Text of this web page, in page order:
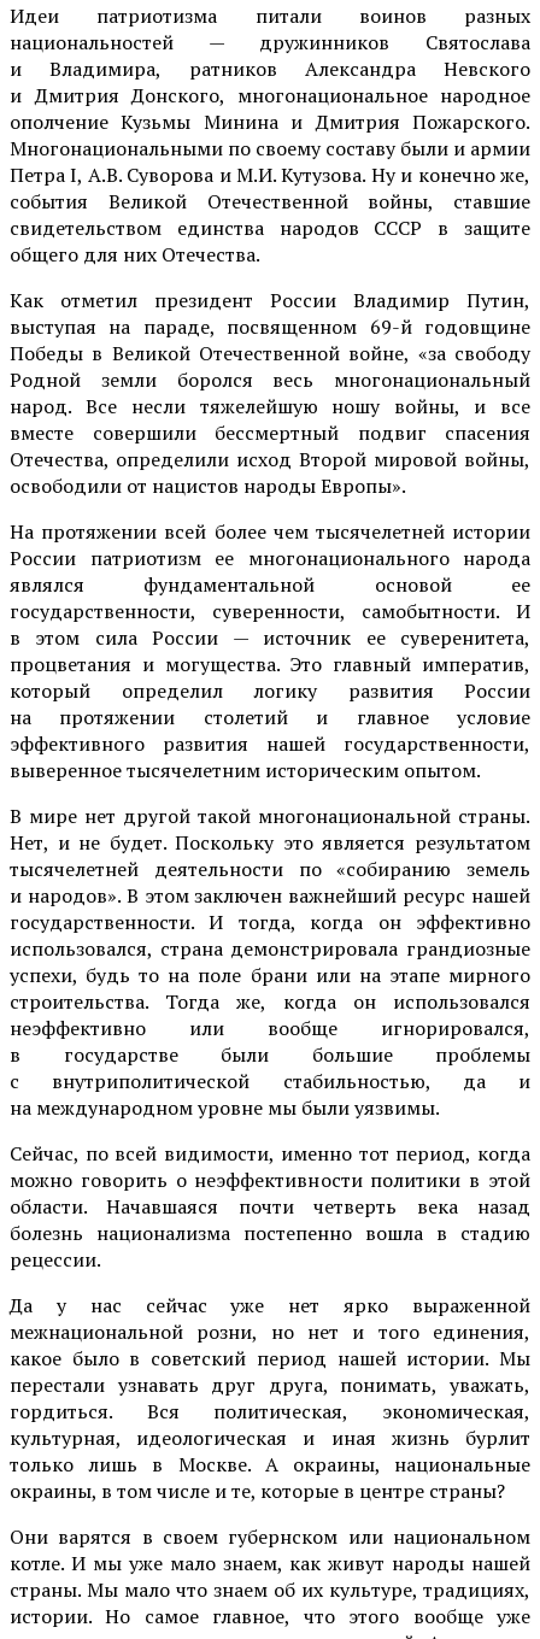
Идеи патриотизма питали воинов разных
национальностей — дружинников Святослава
и Владимира, ратников Александра Невского
и Дмитрия Донского, многонациональное народное
ополчение Кузьмы Минина и Дмитрия Пожарского.
Многонациональными по своему составу были и армии
Петра I, А.В. Суворова и М.И. Кутузова. Ну и конечно же,
события Великой Отечественной войны, ставшие
свидетельством единства народов СССР в защите
общего для них Отечества.
Как отметил президент России Владимир Путин,
выступая на параде, посвященном 69-й годовщине
Победы в Великой Отечественной войне, «за свободу
Родной земли боролся весь многонациональный
народ. Все несли тяжелейшую ношу войны, и все
вместе совершили бессмертный подвиг спасения
Отечества, определили исход Второй мировой войны,
освободили от нацистов народы Европы».
На протяжении всей более чем тысячелетней истории
России патриотизм ее многонационального народа
являлся фундаментальной основой ее
государственности, суверенности, самобытности. И
в этом сила России — источник ее суверенитета,
процветания и могущества. Это главный императив,
который определил логику развития России
на протяжении столетий и главное условие
эффективного развития нашей государственности,
выверенное тысячелетним историческим опытом.
В мире нет другой такой многонациональной страны.
Нет, и не будет. Поскольку это является результатом
тысячелетней деятельности по «собиранию земель
и народов». В этом заключен важнейший ресурс нашей
государственности. И тогда, когда он эффективно
использовался, страна демонстрировала грандиозные
успехи, будь то на поле брани или на этапе мирного
строительства. Тогда же, когда он использовался
неэффективно или вообще игнорировался,
в государстве были большие проблемы
с внутриполитической стабильностью, да и
на международном уровне мы были уязвимы.
Сейчас, по всей видимости, именно тот период, когда
можно говорить о неэффективности политики в этой
области. Начавшаяся почти четверть века назад
болезнь национализма постепенно вошла в стадию
рецессии.
Да у нас сейчас уже нет ярко выраженной
межнациональной розни, но нет и того единения,
какое было в советский период нашей истории. Мы
перестали узнавать друг друга, понимать, уважать,
гордиться. Вся политическая, экономическая,
культурная, идеологическая и иная жизнь бурлит
только лишь в Москве. А окраины, национальные
окраины, в том числе и те, которые в центре страны?
Они варятся в своем губернском или национальном
котле. И мы уже мало знаем, как живут народы нашей
страны. Мы мало что знаем об их культуре, традициях,
истории. Но самое главное, что этого вообще уже